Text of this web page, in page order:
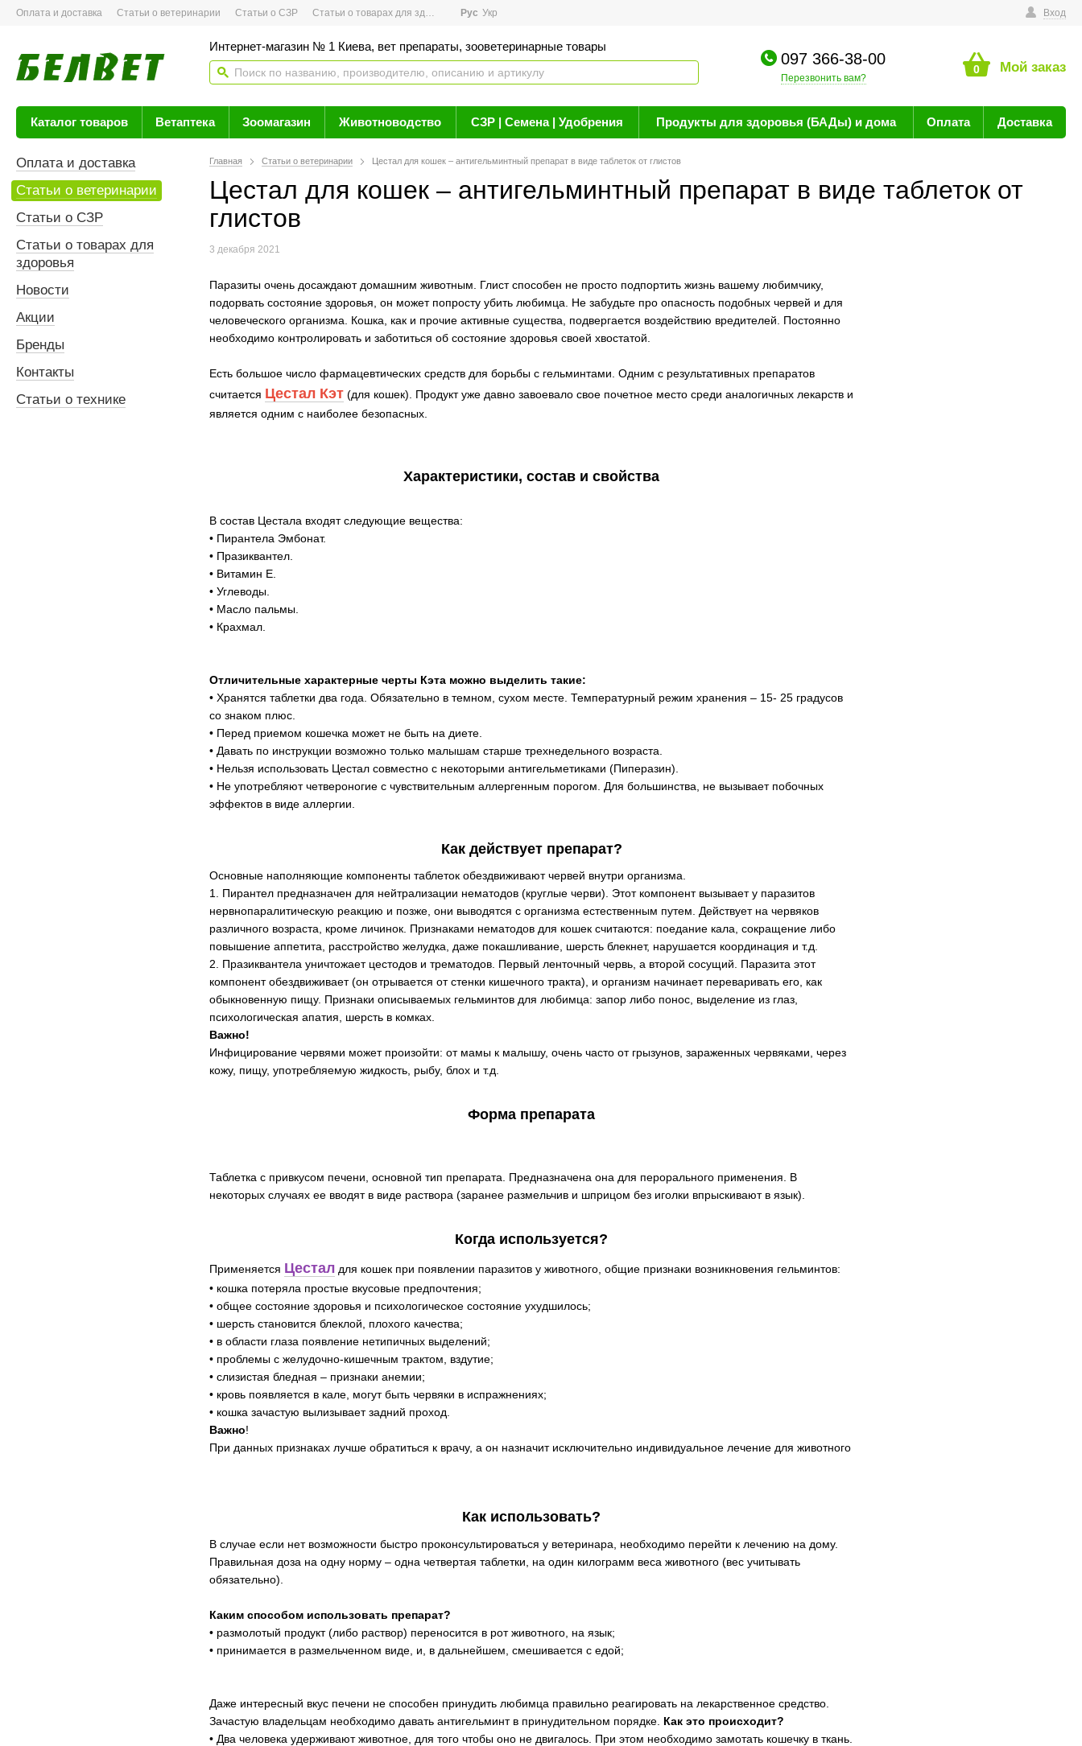
Оплата и доставка Статьи о ветеринарии Статьи о СЗР Статьи о товарах для здоровья Новости Вход
Рус Укр
Интернет-магазин № 1 Киева, вет препараты, зооветеринарные товары
097 366-38-00
Перезвонить вам?
0 Мой заказ
Каталог товаров Ветаптека Зоомагазин Животноводство СЗР | Семена | Удобрения Продукты для здоровья (БАДы) и дома Оплата Доставка
Главная Статьи о ветеринарии Цестал для кошек – антигельминтный препарат в виде таблеток от глистов
Цестал для кошек – антигельминтный препарат в виде таблеток от
глистов
3 декабря 2021
Паразиты очень досаждают домашним животным. Глист способен не просто подпортить жизнь вашему любимчику,
подорвать состояние здоровья, он может попросту убить любимца. Не забудьте про опасность подобных червей и для
человеческого организма. Кошка, как и прочие активные существа, подвергается воздействию вредителей. Постоянно
необходимо контролировать и заботиться об состояние здоровья своей хвостатой.
Есть большое число фармацевтических средств для борьбы с гельминтами. Одним с результативных препаратов
считается Цестал Кэт (для кошек). Продукт уже давно завоевало свое почетное место среди аналогичных лекарств и
является одним с наиболее безопасных.
Характеристики, состав и свойства
В состав Цестала входят следующие вещества:
• Пирантела Эмбонат.
• Празиквантел.
• Витамин Е.
• Углеводы.
• Масло пальмы.
• Крахмал.
Отличительные характерные черты Кэта можно выделить такие:
• Хранятся таблетки два года. Обязательно в темном, сухом месте. Температурный режим хранения – 15- 25 градусов
со знаком плюс.
• Перед приемом кошечка может не быть на диете.
• Давать по инструкции возможно только малышам старше трехнедельного возраста.
• Нельзя использовать Цестал совместно с некоторыми антигельметиками (Пиперазин).
• Не употребляют четвероногие с чувствительным аллергенным порогом. Для большинства, не вызывает побочных
эффектов в виде аллергии.
Как действует препарат?
Основные наполняющие компоненты таблеток обездвиживают червей внутри организма.
1. Пирантел предназначен для нейтрализации нематодов (круглые черви). Этот компонент вызывает у паразитов
нервнопаралитическую реакцию и позже, они выводятся с организма естественным путем. Действует на червяков
различного возраста, кроме личинок. Признаками нематодов для кошек считаются: поедание кала, сокращение либо
повышение аппетита, расстройство желудка, даже покашливание, шерсть блекнет, нарушается координация и т.д.
2. Празиквантела уничтожает цестодов и трематодов. Первый ленточный червь, а второй сосущий. Паразита этот
компонент обездвиживает (он отрывается от стенки кишечного тракта), и организм начинает переваривать его, как
обыкновенную пищу. Признаки описываемых гельминтов для любимца: запор либо понос, выделение из глаз,
психологическая апатия, шерсть в комках.
Важно!
Инфицирование червями может произойти: от мамы к малышу, очень часто от грызунов, зараженных червяками, через
кожу, пищу, употребляемую жидкость, рыбу, блох и т.д.
Форма препарата
Таблетка с привкусом печени, основной тип препарата. Предназначена она для перорального применения. В
некоторых случаях ее вводят в виде раствора (заранее размельчив и шприцом без иголки впрыскивают в язык).
Когда используется?
Применяется Цестал для кошек при появлении паразитов у животного, общие признаки возникновения гельминтов:
• кошка потеряла простые вкусовые предпочтения;
• общее состояние здоровья и психологическое состояние ухудшилось;
• шерсть становится блеклой, плохого качества;
• в области глаза появление нетипичных выделений;
• проблемы с желудочно-кишечным трактом, вздутие;
• слизистая бледная – признаки анемии;
• кровь появляется в кале, могут быть червяки в испражнениях;
• кошка зачастую вылизывает задний проход.
Важно!
При данных признаках лучше обратиться к врачу, а он назначит исключительно индивидуальное лечение для животного
Как использовать?
В случае если нет возможности быстро проконсультироваться у ветеринара, необходимо перейти к лечению на дому.
Правильная доза на одну норму – одна четвертая таблетки, на один килограмм веса животного (вес учитывать
обязательно).
Каким способом использовать препарат?
• размолотый продукт (либо раствор) переносится в рот животного, на язык;
• принимается в размельченном виде, и, в дальнейшем, смешивается с едой;
Даже интересный вкус печени не способен принудить любимца правильно реагировать на лекарственное средство.
Зачастую владельцам необходимо давать антигельминт в принудительном порядке. Как это происходит?
• Два человека удерживают животное, для того чтобы оно не двигалось. При этом необходимо замотать кошечку в ткань.
Оплата и доставка
Статьи о ветеринарии
Статьи о СЗР
Статьи о товарах для
здоровья
Новости
Акции
Бренды
Контакты
Статьи о технике